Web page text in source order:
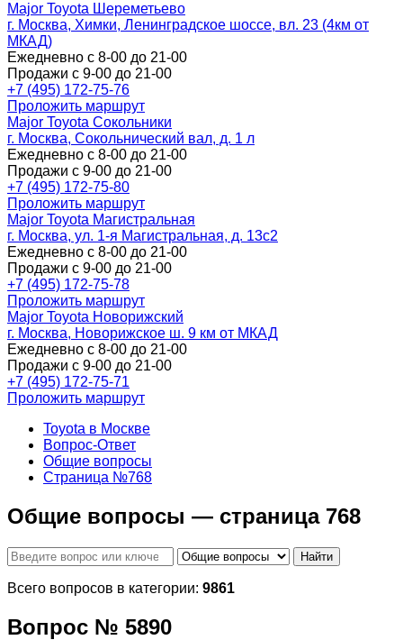
Major Toyota Шереметьево
г. Москва, Химки, Ленинградское шоссе, вл. 23 (4км от
МКАД)
Ежедневно с 8-00 до 21-00
Продажи с 9-00 до 21-00
+7 (495) 172-75-76
Проложить маршрут
Major Toyota Сокольники
г. Москва, Сокольнический вал, д. 1 л
Ежедневно с 8-00 до 21-00
Продажи с 9-00 до 21-00
+7 (495) 172-75-80
Проложить маршрут
Major Toyota Магистральная
г. Москва, ул. 1-я Магистральная, д. 13с2
Ежедневно с 8-00 до 21-00
Продажи с 9-00 до 21-00
+7 (495) 172-75-78
Проложить маршрут
Major Toyota Новорижский
г. Москва, Новорижское ш. 9 км от МКАД
Ежедневно с 8-00 до 21-00
Продажи с 9-00 до 21-00
+7 (495) 172-75-71
Проложить маршрут
Toyota в Москве
Вопрос-Ответ
Общие вопросы
Страница №768
Общие вопросы — страница 768
Найти
Всего вопросов в категории: 9861
Вопрос № 5890